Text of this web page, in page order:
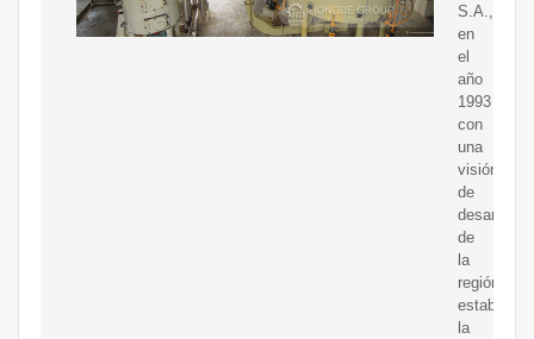
S.A.,
en
el
año
1993
con
una
visión
de
desarrollo
de
la
región,
estableció
la